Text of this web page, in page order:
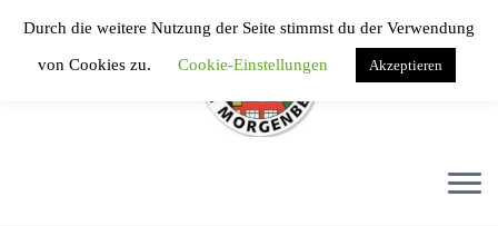
springen
Durch die weitere Nutzung der Seite stimmst du der Verwendung
von Cookies zu. Cookie-Einstellungen Akzeptieren